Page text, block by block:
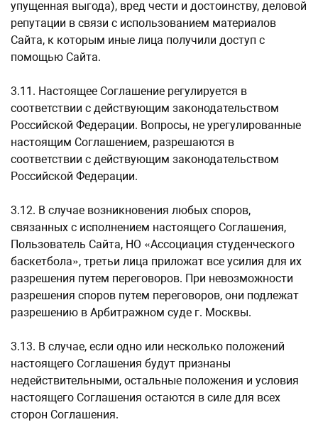
упущенная выгода), вред чести и достоинству, деловой
репутации в связи с использованием материалов
Сайта, к которым иные лица получили доступ с
помощью Сайта.
3.11. Настоящее Соглашение регулируется в
соответствии с действующим законодательством
Российской Федерации. Вопросы, не урегулированные
настоящим Соглашением, разрешаются в
соответствии с действующим законодательством
Российской Федерации.
3.12. В случае возникновения любых споров,
связанных с исполнением настоящего Соглашения,
Пользователь Сайта, НО «Ассоциация студенческого
баскетбола», третьи лица приложат все усилия для их
разрешения путем переговоров. При невозможности
разрешения споров путем переговоров, они подлежат
разрешению в Арбитражном суде г. Москвы.
3.13. В случае, если одно или несколько положений
настоящего Соглашения будут признаны
недействительными, остальные положения и условия
настоящего Соглашения остаются в силе для всех
сторон Соглашения.